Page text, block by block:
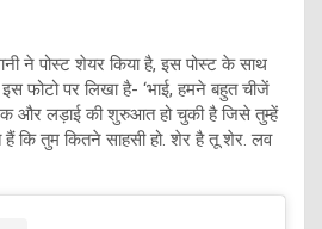
ने पोस्ट शेयर किया है, इस पोस्ट के साथ
फोटो पर लिखा है- ‘भाई, हमने बहुत चीजें
और लड़ाई की शुरुआत हो चुकी है जिसे तुम्हें
हैं कि तुम कितने साहसी हो. शेर है तू शेर. लव